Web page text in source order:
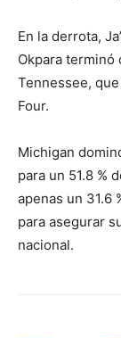
En la derrota,
Okpara terminó
Tennessee,
Four.
Michigan
para un 51.8 %
apenas un 31.6
para asegurar
nacional.